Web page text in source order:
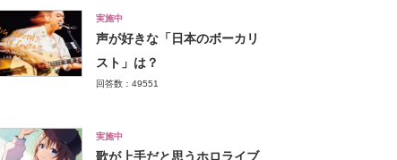
実施中
声が好きな「日本のボーカリ
スト」は？
回答数：49551
実施中
歌が上手だと思うホロライブ